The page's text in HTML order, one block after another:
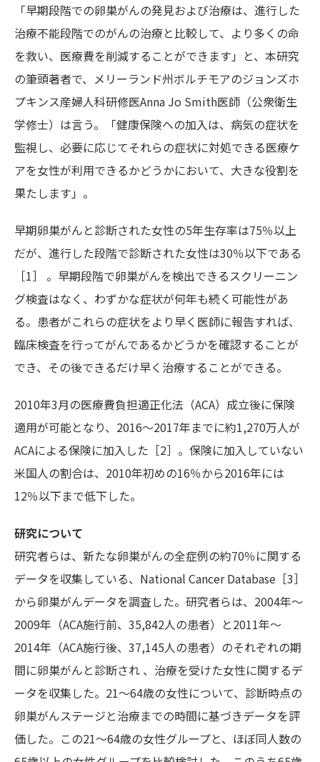
「早期段階での卵巣がんの発見および治療は、進行した
治療不能段階でのがんの治療と比較して、より多くの命
を救い、医療費を削減することができます」と、本研究
の筆頭著者で、メリーランド州ボルチモアのジョンズホ
プキンス産婦人科研修医Anna Jo Smith医師（公衆衛生
学修士）は言う。「健康保険への加入は、病気の症状を
監視し、必要に応じてそれらの症状に対処できる医療ケ
アを女性が利用できるかどうかにおいて、大きな役割を
果たします」。
早期卵巣がんと診断された女性の5年生存率は75％以上
だが、進行した段階で診断された女性は30％以下である
［1］ 。早期段階で卵巣がんを検出できるスクリーニン
グ検査はなく、わずかな症状が何年も続く可能性があ
る。患者がこれらの症状をより早く医師に報告すれば、
臨床検査を行ってがんであるかどうかを確認することが
でき、その後できるだけ早く治療することができる。
2010年3月の医療費負担適正化法（ACA）成立後に保険
適用が可能となり、2016～2017年までに約1,270万人が
ACAによる保険に加入した［2］。保険に加入していない
米国人の割合は、2010年初めの16％から2016年には
12％以下まで低下した。
研究について
研究者らは、新たな卵巣がんの全症例の約70％に関する
データを収集している、National Cancer Database［3］
から卵巣がんデータを調査した。研究者らは、2004年～
2009年（ACA施行前、35,842人の患者）と2011年～
2014年（ACA施行後、37,145人の患者）のそれぞれの期
間に卵巣がんと診断され 、治療を受けた女性に関するデ
ータを収集した。21～64歳の女性について、診断時点の
卵巣がんステージと治療までの時間に基づきデータを評
価した。この21～64歳の女性グループと、ほぼ同人数の